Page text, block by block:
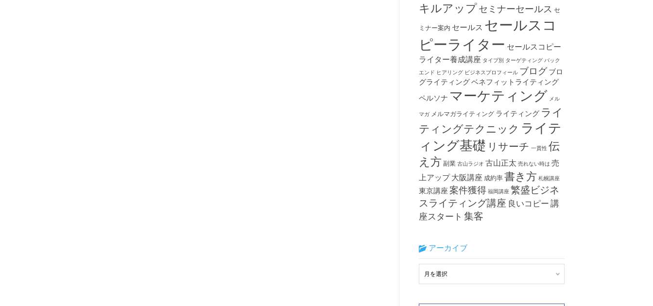
キルアップセミナーセールス セ
ミナー案内 セールス セールスコ
ピーライター セールスコピー
ライター養成講座 タイプ別 ターゲティング バック
エンド ヒアリング ビジネスプロフィール ブログ ブロ
グライティングベネフィットライティング
ペルソナ マーケティング メル
マガ メルマガライティング ライティング ライ
ティングテクニック ライテ
ィング基礎 リサーチ 一貫性 伝
え方 副業 古山ラジオ 古山正太 売れない時は 売
上アップ 大阪講座 成約率 書き方 札幌講座
東京講座 案件獲得 福岡講座 繁盛ビジネ
スライティング講座 良いコピー 講
座スタート 集客
アーカイブ